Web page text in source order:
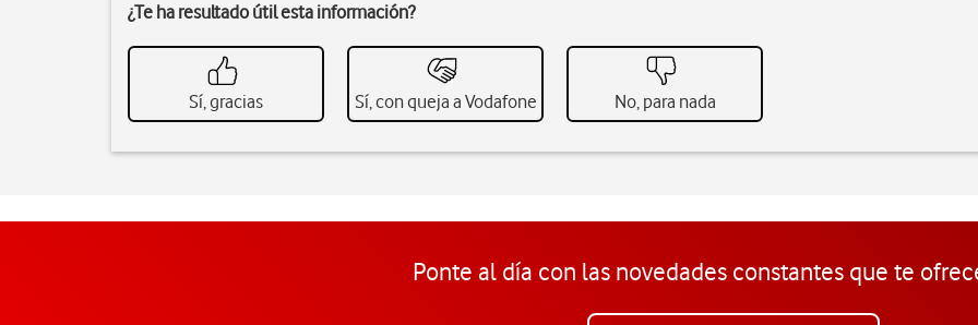
¿Te ha resultado útil esta información?
Sí, gracias Sí, con queja a Vodafone No, para nada
Ponte al día con las novedades constantes que te